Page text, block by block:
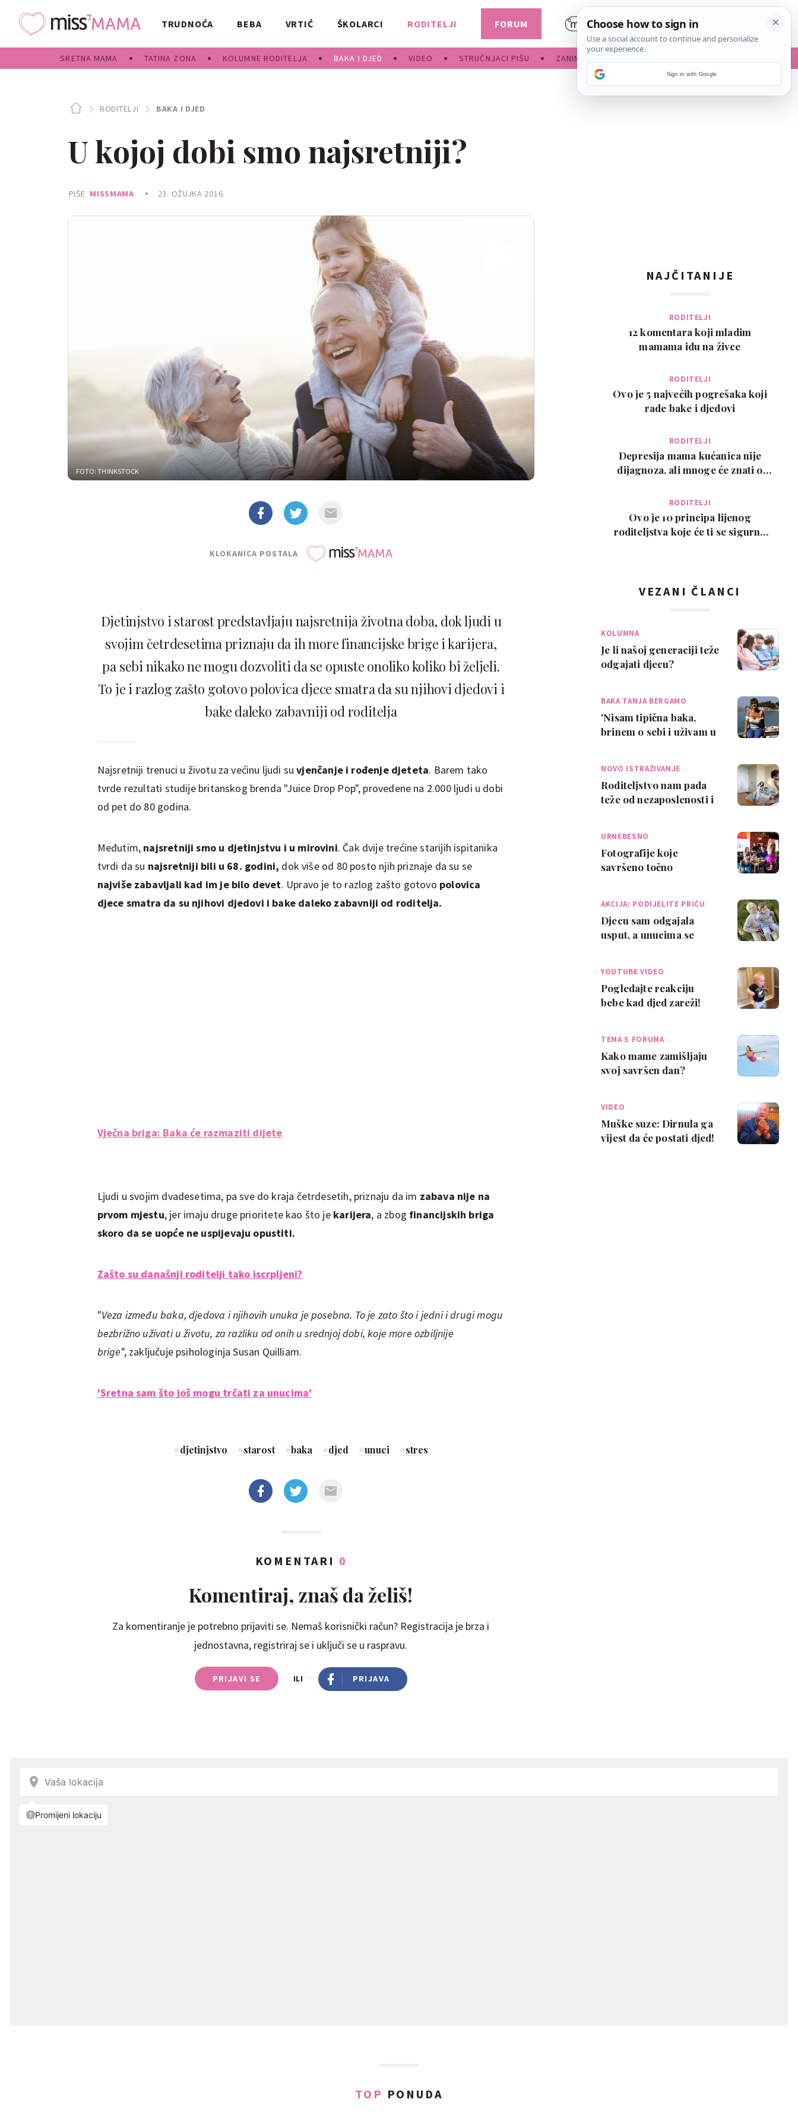
TRUDNOĆA BEBA VRTIĆ ŠKOLARCI RODITELJI
SRETNA MAMA TATINA ZONA KOLUMNE RODITELJA BAKA I DJED VIDEO STRUČNJACI PIŠU ZANIMLJIVOSTI
FORUM
RODITELJI BAKA I DJED
U kojoj dobi smo najsretniji?
PIŠE MISSMAMA 23. OŽUJKA 2016.
FOTO: THINKSTOCK
KLOKANICA POSTALA
Djetinjstvo i starost predstavljaju najsretnija životna doba, dok ljudi u
svojim četrdesetima priznaju da ih more financijske brige i karijera,
pa sebi nikako ne mogu dozvoliti da se opuste onoliko koliko bi željeli.
To je i razlog zašto gotovo polovica djece smatra da su njihovi djedovi i
bake daleko zabavniji od roditelja
Najsretniji trenuci u životu za većinu ljudi suvjenčanje i rođenje djeteta. Barem tako
tvrde rezultati studije britanskog brenda "Juice Drop Pop", provedene na 2.000 ljudi u dobi
od pet do 80 godina.
Međutim, najsretniji smo u djetinjstvu i u mirovini. Čak dvije trećine starijih ispitanika
tvrdi da su najsretniji bili u 68. godini, dok više od 80 posto njih priznaje da su se
najviše zabavljali kad im je bilo devet. Upravo je to razlog zašto gotovo polovica
djece smatra da su njihovi djedovi i bake daleko zabavniji od roditelja.
Vječna briga: Baka će razmaziti dijete
Ljudi u svojim dvadesetima, pa sve do kraja četrdesetih, priznaju da im zabava nije na
prvom mjestu, jer imaju druge prioritete kao što je karijera, a zbog financijskih briga
skoro da se uopće ne uspijevaju opustiti.
Zašto su današnji roditelji tako iscrpljeni?
"Veza između baka, djedova i njihovih unuka je posebna. To je zato što i jedni i drugi mogu
bezbrižno uživati ​​u životu, za razliku od onih u srednjoj dobi, koje more ozbiljnije
brige", zaključuje psihologinja Susan Quilliam.
'Sretna sam što još mogu trčati za unucima'
#djetinjstvo #starost #baka #djed #unuci #stres
KOMENTARI 0
Komentiraj, znaš da želiš!
Za komentiranje je potrebno prijaviti se. Nemaš korisnički račun? Registracija je brza i
jednostavna, registriraj se i uključi se u raspravu.
PRIJAVI SE ILI PRIJAVA
NAJČITANIJE
RODITELJI
12 komentara koji mladim
mamama idu na živce
RODITELJI
Ovo je 5 najvećih pogrešaka koji
rade bake i djedovi
RODITELJI
Depresija mama kućanica nije
dijagnoza, ali mnoge će znati o
RODITELJI
Ovo je 10 principa lijenog
roditeljstva koje će ti se sigurno
VEZANI ČLANCI
KOLUMNA
Je li našoj generaciji teže
odgajati djecu?
BAKA TANJA BERGAMO
'Nisam tipična baka,
brinem o sebi i uživam u
NOVO ISTRAŽIVANJE
Roditeljstvo nam pada
teže od nezaposlenosti i
URNEBESNO
Fotografije koje
savršeno točno
AKCIJA: PODIJELITE PRIČU
Djecu sam odgajala
usput, a unucima se
YOUTUBE VIDEO
Pogledajte reakciju
bebe kad djed zareži!
TEMA S FORUMA
Kako mame zamišljaju
svoj savršen dan?
VIDEO
Muške suze: Dirnula ga
vijest da će postati djed!
TOP PONUDA
Sign in with Google